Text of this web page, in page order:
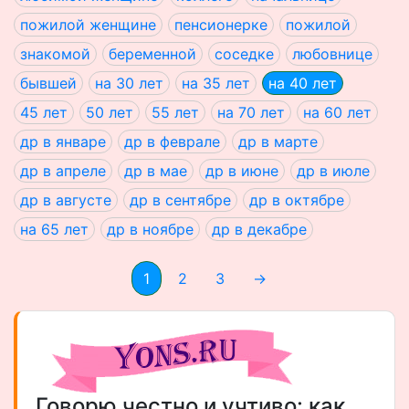
пожилой женщине
пенсионерке
пожилой
знакомой
беременной соседке
любовнице
бывшей
на 30 лет на 35 лет
на 40 лет
45 лет
50 лет 55 лет на 70 лет
на 60 лет
др в январе
др в феврале
др в марте
др в апреле
др в мае др в июне
др в июле
др в августе
др в сентябре
др в октябре
на 65 лет
др в ноябре др в декабре
1 2 3 →